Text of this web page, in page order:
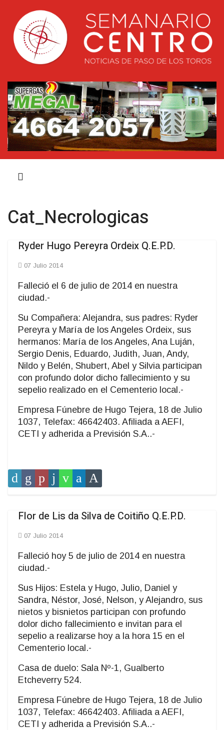
Cat_Necrologicas
Ryder Hugo Pereyra Ordeix Q.E.P.D.
07 Julio 2014
Falleció el 6 de julio de 2014 en nuestra
ciudad.-
Su Compañera: Alejandra, sus padres: Ryder
Pereyra y María de los Angeles Ordeix, sus
hermanos: María de los Angeles, Ana Luján,
Sergio Denis, Eduardo, Judith, Juan, Andy,
Nildo y Belén, Shubert, Abel y Silvia participan
con profundo dolor dicho fallecimiento y su
sepelio realizado en el Cementerio local.-
Empresa Fúnebre de Hugo Tejera, 18 de Julio
1037, Telefax: 46642403. Afiliada a AEFI,
CETI y adherida a Previsión S.A..-
Flor de Lis da Silva de Coitiño Q.E.P.D.
07 Julio 2014
Falleció hoy 5 de julio de 2014 en nuestra
ciudad.-
Sus Hijos: Estela y Hugo, Julio, Daniel y
Sandra, Néstor, José, Nelson, y Alejandro, sus
nietos y bisnietos participan con profundo
dolor dicho fallecimiento e invitan para el
sepelio a realizarse hoy a la hora 15 en el
Cementerio local.-
Casa de duelo: Sala Nº-1, Gualberto
Etcheverry 524.
Empresa Fúnebre de Hugo Tejera, 18 de Julio
1037, Telefax: 46642403. Afiliada a AEFI,
CETI y adherida a Previsión S.A..-